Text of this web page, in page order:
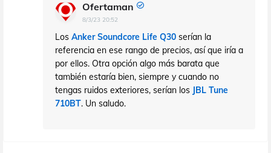
Ofertaman
8/3/23 20:52
Los Anker Soundcore Life Q30 serían la
referencia en ese rango de precios, así que iría a
por ellos. Otra opción algo más barata que
también estaría bien, siempre y cuando no
tengas ruidos exteriores, serían los JBL Tune
710BT. Un saludo.